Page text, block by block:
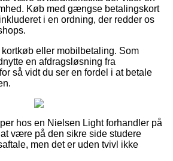
Køb med gængse betalingskort
i en ordning, der redder os
eller mobilbetaling. Som
en afdragsløsning fra
så vidt du ser en fordel i at betale
hos en Nielsen Light forhandler på
være på den sikre side studere
men det er uden tvivl ikke